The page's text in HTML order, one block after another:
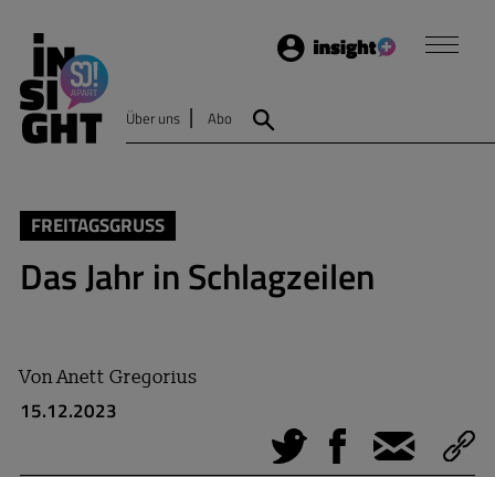
Login
Über uns Abo
FREITAGSGRUSS
Das Jahr in Schlagzeilen
VonAnett Gregorius
15.12.2023
Tweet Facebook
E-Mail